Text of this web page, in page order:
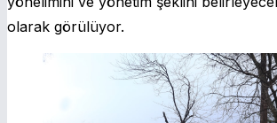
olarak görülüyor.